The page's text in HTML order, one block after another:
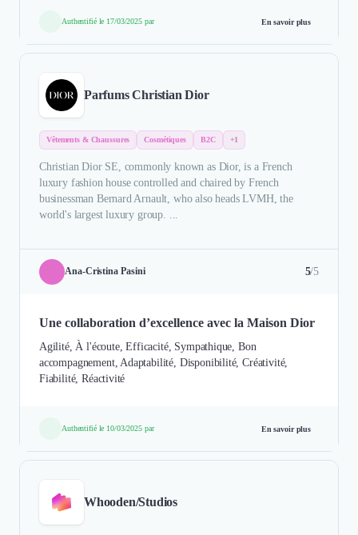
Authentifié le 17/03/2025 par En savoir plus
Parfums Christian Dior
Vêtements & Chaussures Cosmétiques B2C +1
Christian Dior SE, commonly known as Dior, is a French
luxury fashion house controlled and chaired by French
businessman Bernard Arnault, who also heads LVMH, the
world's largest luxury group. ...
Ana-Cristina Pasini 5/5
Une collaboration d’excellence avec la Maison Dior
Agilité, À l'écoute, Efficacité, Sympathique, Bon
accompagnement, Adaptabilité, Disponibilité, Créativité,
Fiabilité, Réactivité
Authentifié le 10/03/2025 par En savoir plus
Whooden/Studios